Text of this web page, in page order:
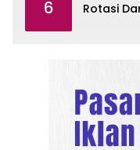
6
Rotasi